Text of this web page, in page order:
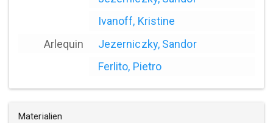
Ivanoff, Kristine
Arlequin
Jezerniczky, Sandor
Ferlito, Pietro
Materialien